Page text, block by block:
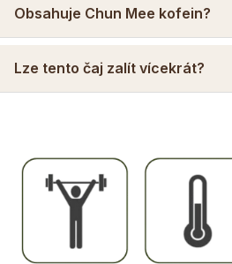
Obsahuje Chun Mee kofein?
Lze tento čaj zalít vícekrát?